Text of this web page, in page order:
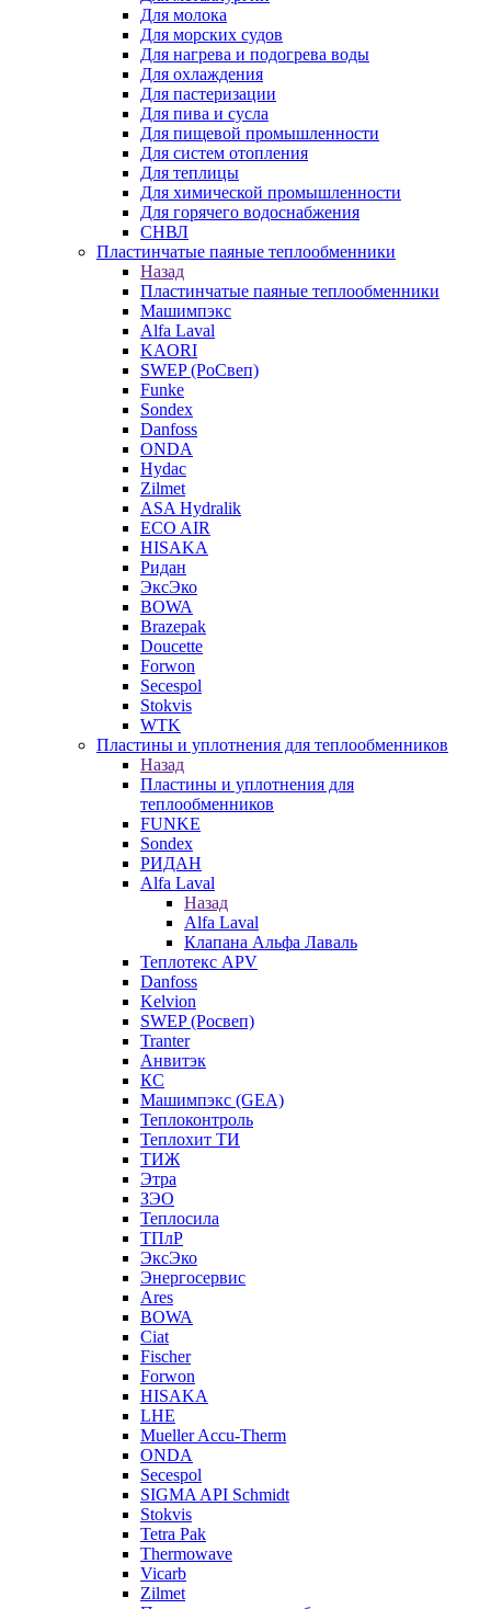
Для молока
Для морских судов
Для нагрева и подогрева воды
Для охлаждения
Для пастеризации
Для пива и сусла
Для пищевой промышленности
Для систем отопления
Для теплицы
Для химической промышленности
Для горячего водоснабжения
СНВЛ
Пластинчатые паяные теплообменники
Назад
Пластинчатые паяные теплообменники
Машимпэкс
Alfa Laval
KAORI
SWEP (РоСвеп)
Funke
Sondex
Danfoss
ONDA
Hydac
Zilmet
ASA Hydralik
ECO AIR
HISAKA
Ридан
ЭксЭко
BOWA
Brazepak
Doucette
Forwon
Secespol
Stokvis
WTK
Пластины и уплотнения для теплообменников
Назад
Пластины и уплотнения для
теплообменников
FUNKE
Sondex
РИДАН
Alfa Laval
Назад
Alfa Laval
Клапана Альфа Лаваль
Теплотекс APV
Danfoss
Kelvion
SWEP (Росвеп)
Tranter
Анвитэк
КС
Машимпэкс (GEA)
Теплоконтроль
Теплохит ТИ
ТИЖ
Этра
ЗЭО
Теплосила
ТПлР
ЭксЭко
Энергосервис
Ares
BOWA
Ciat
Fischer
Forwon
HISAKA
LHE
Mueller Accu-Therm
ONDA
Secespol
SIGMA API Schmidt
Stokvis
Tetra Pak
Thermowave
Vicarb
Zilmet